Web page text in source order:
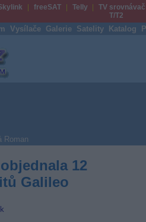
freeSAT Telly
TV srovnávač
T/T2
Vysílače Galerie Satelity Katalog
Roman
12
Galileo